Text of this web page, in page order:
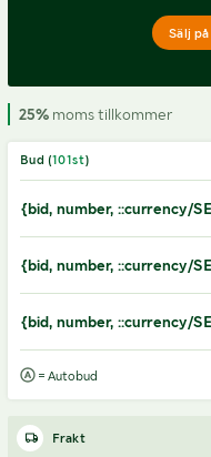
Sälj
25%moms tillkommer
Bud (101st)
{bid, number, ::currency/
{bid, number, ::currency/
{bid, number, ::currency/
= Autobud
Frakt